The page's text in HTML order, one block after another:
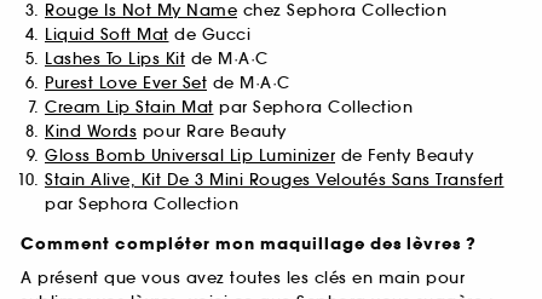
Rouge Is Not My Name chez Sephora Collection
Liquid Soft Mat de Gucci
Lashes To Lips Kit de M·A·C
Purest Love Ever Set de M·A·C
Cream Lip Stain Mat par Sephora Collection
Kind Words pour Rare Beauty
Gloss Bomb Universal Lip Luminizer de Fenty Beauty
Stain Alive, Kit De 3 Mini Rouges Veloutés Sans Transfert
par Sephora Collection
Comment compléter mon maquillage des lèvres ?
A présent que vous avez toutes les clés en main pour